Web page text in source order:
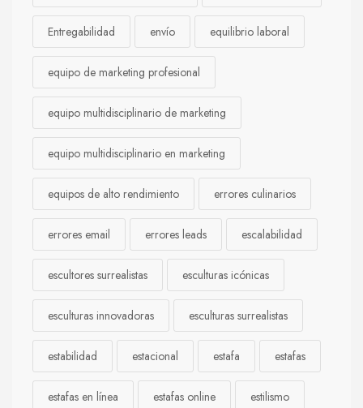
Entregabilidad envío equilibrio laboral
equipo de marketing profesional
equipo multidisciplinario de marketing
equipo multidisciplinario en marketing
equipos de alto rendimiento errores culinarios
errores email errores leads escalabilidad
escultores surrealistas esculturas icónicas
esculturas innovadoras esculturas surrealistas
estabilidad estacional estafa estafas
estafas en línea estafas online estilismo